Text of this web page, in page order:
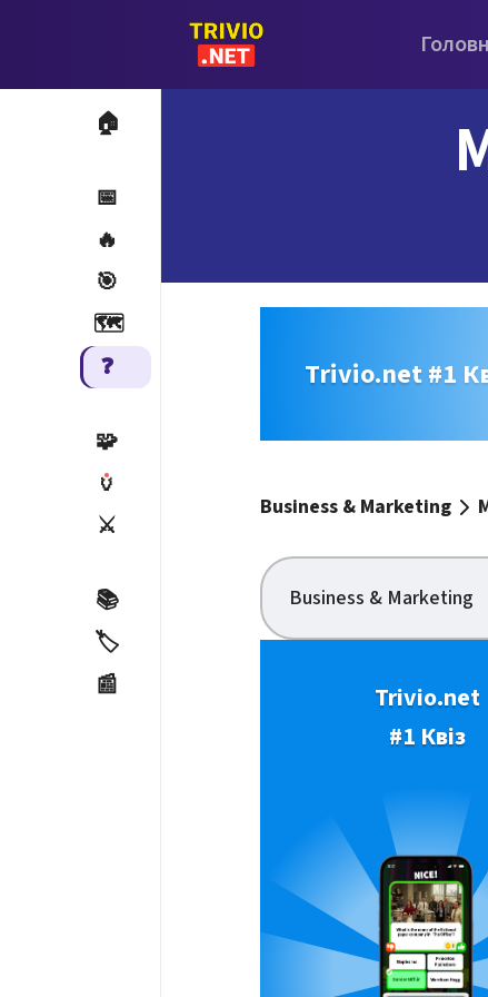
🏠
📅
🔥
🎯
🗺️
❓
🧩
🏺
⚔️
📚
🏷️
📰
Trivio.net #1
Business & Marketing
Business & Marketing
Trivio.net
#1 Квіз